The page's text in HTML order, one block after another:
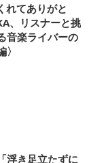
れてありがと
、リスナーと挑
音楽ライバーの
浮き足立たずに